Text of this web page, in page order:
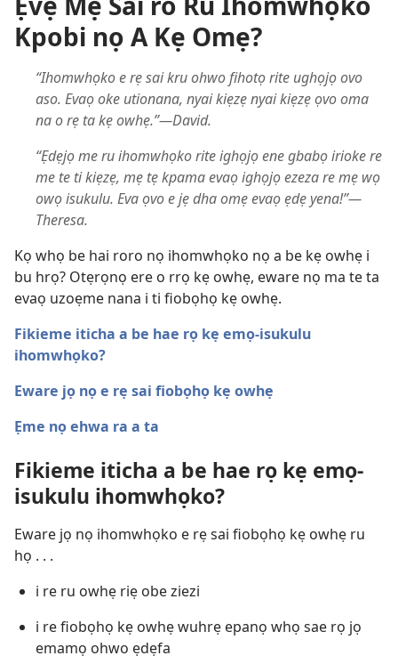
Kpobi nọ A Kẹ Omẹ?
“Ihomwhọko e rẹ sai kru ohwo fihotọ rite ughọjọ ovo
aso. Evaọ oke utionana, nyai kiẹzẹ nyai kiẹzẹ ọvo oma
na o rẹ ta kẹ owhẹ.”—David.
“Ẹdẹjọ me ru ihomwhọko rite ighọjọ ene gbabọ irioke re
me te ti kiẹzẹ, mẹ tẹ kpama evaọ ighọjọ ezeza re mẹ wọ
owọ isukulu. Eva ọvo e jẹ dha omẹ evaọ ẹdẹ yena!”—
Theresa.
Kọ whọ be hai roro nọ ihomwhọko nọ a be kẹ owhẹ i
bu hrọ? Otẹrọnọ ere o rrọ kẹ owhẹ, eware nọ ma te ta
evaọ uzoẹme nana i ti fiobọhọ kẹ owhẹ.
Fikieme iticha a be hae rọ kẹ emọ-isukulu
ihomwhọko?
Eware jọ nọ e rẹ sai fiobọhọ kẹ owhẹ
Ẹme nọ ehwa ra a ta
Fikieme iticha a be hae rọ kẹ emọ-
isukulu ihomwhọko?
Eware jọ nọ ihomwhọko e rẹ sai fiobọhọ kẹ owhẹ ru
họ . . .
i re ru owhẹ riẹ obe ziezi
i re fiobọhọ kẹ owhẹ wuhrẹ epanọ whọ sae rọ jọ
emamọ ohwo ẹdẹfa